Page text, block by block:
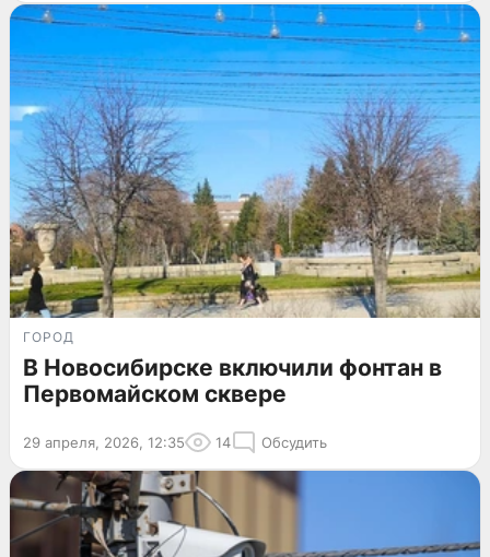
ГОРОД
В Новосибирске включили фонтан в
Первомайском сквере
29 апреля, 2026, 12:35 14 Обсудить